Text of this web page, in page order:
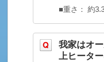
■重さ： 約
我家はオ
上ヒータ